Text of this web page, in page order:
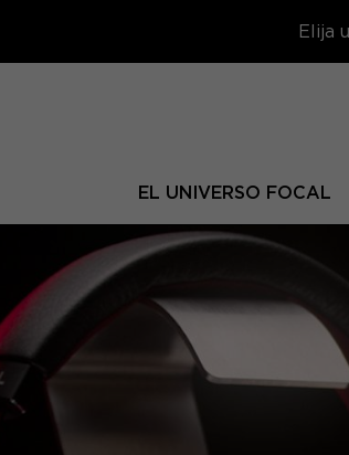
Elija
EL UNIVERSO FOCAL